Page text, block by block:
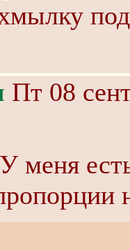
Пт 08
меня